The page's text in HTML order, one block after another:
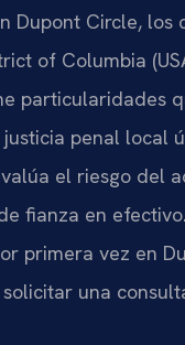
Dupont Circle,
of Columbia
particularidades
penal local
el riesgo del
en efectivo.
primera vez en
una